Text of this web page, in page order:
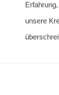
unsere